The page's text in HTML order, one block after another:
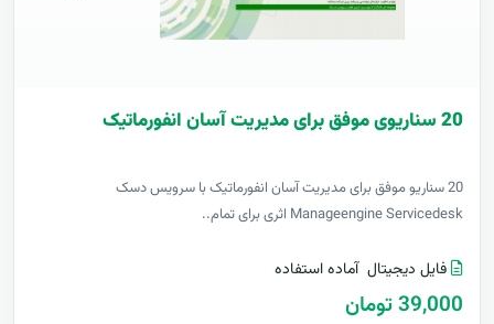
20 سناریوی موفق برای مدیریت آسان انفورماتیک
20 سناریو موفق برای مدیریت آسان انفورماتیک با سرویس دسک
Manageengine Servicedesk اثری برای تمام..
فایل دیجیتال آماده استفاده
39,000 تومان